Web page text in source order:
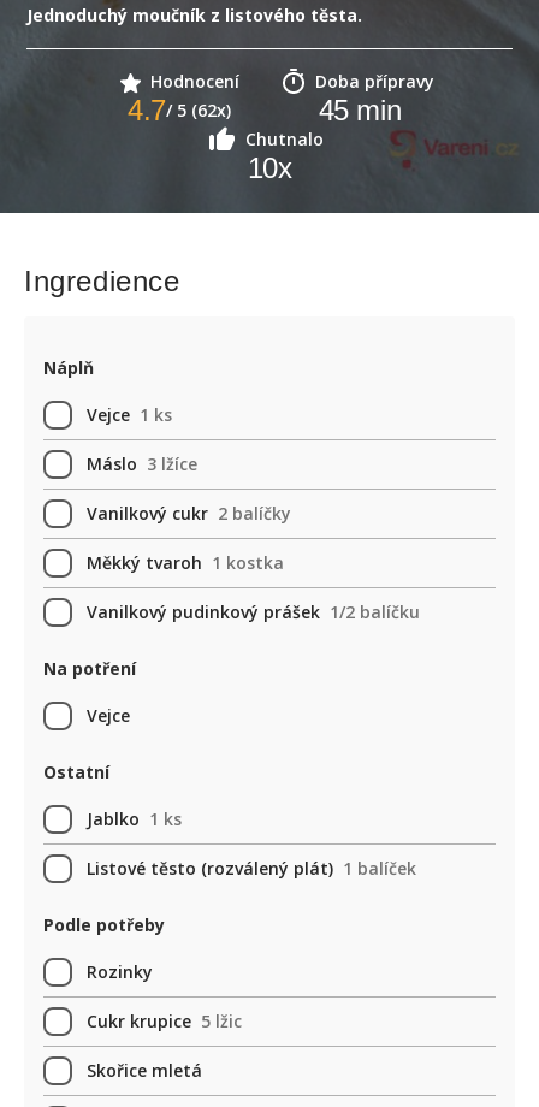
Jednoduchý moučník z listového těsta.
Hodnocení
4.7/ 5 (62x)
Doba přípravy
45min
Chutnalo
10x
Ingredience
Náplň
Vejce 1 ks
Máslo 3 lžíce
Vanilkový cukr 2 balíčky
Měkký tvaroh 1 kostka
Vanilkový pudinkový prášek 1/2 balíčku
Na potření
Vejce
Ostatní
Jablko 1 ks
Listové těsto (rozválený plát) 1 balíček
Podle potřeby
Rozinky
Cukr krupice 5 lžic
Skořice mletá